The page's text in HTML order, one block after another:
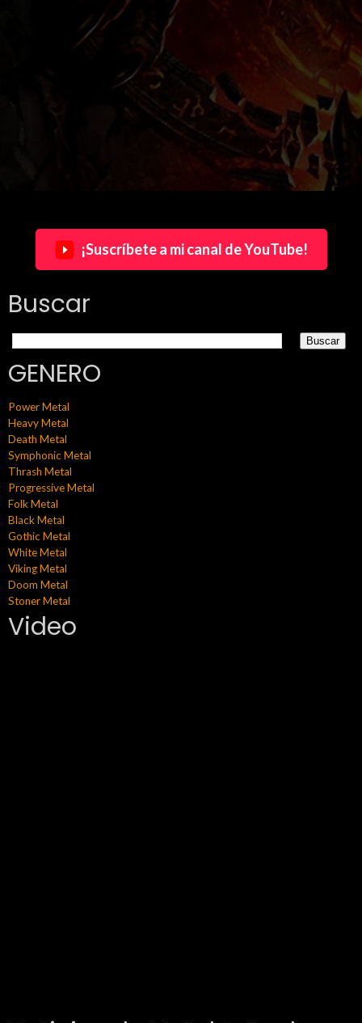
¡Suscríbete a mi canal de YouTube!
Buscar
GENERO
Power Metal
Heavy Metal
Death Metal
Symphonic Metal
Thrash Metal
Progressive Metal
Folk Metal
Black Metal
Gothic Metal
White Metal
Viking Metal
Doom Metal
Stoner Metal
Video